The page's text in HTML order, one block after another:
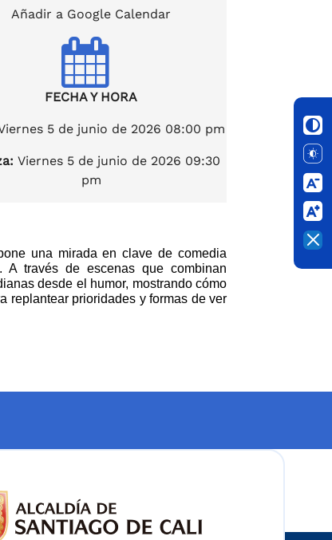
Añadir a Google Calendar
FECHA Y HORA
5 de junio de 2026 08:00 pm
Viernes 5 de junio de 2026 09:30
pm
una mirada en clave de comedia
través de escenas que combinan
desde el humor, mostrando cómo
replantear prioridades y formas de ver